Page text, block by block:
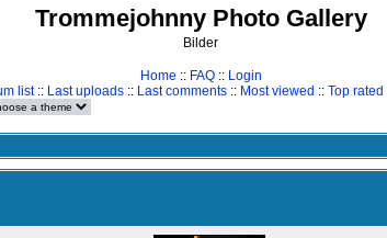
Trommejohnny Photo Gallery
Bilder
Home :: FAQ:: Login
list:: Last uploads:: Last comments:: Most viewed :: Top rated